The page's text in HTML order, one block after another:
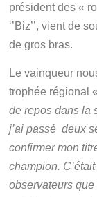
président des «
‘’Biz’’, vient de
de gros bras.
Le vainqueur
trophée régional
de repos dans la
j’ai passé deux
confirmer mon
champion.
observateurs